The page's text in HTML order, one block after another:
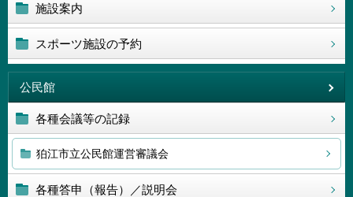
施設案内
スポーツ施設の予約
公民館
各種会議等の記録
狛江市立公民館運営審議会
各種答申（報告）／説明会